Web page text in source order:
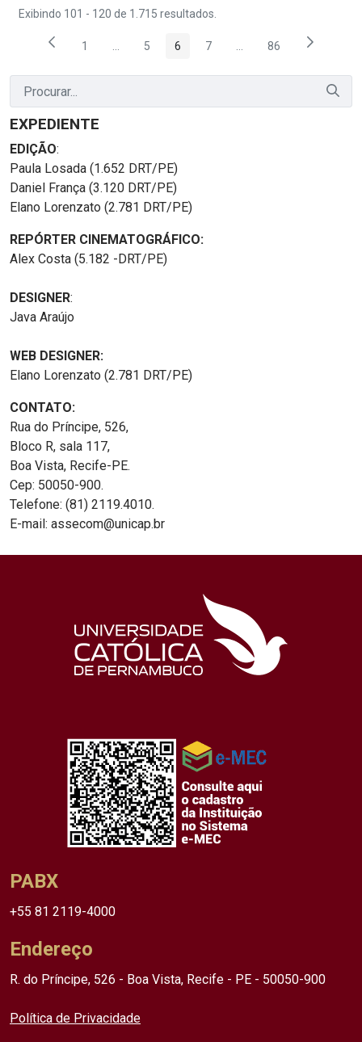
Exibindo 101 - 120 de 1.715 resultados.
Página
1 Páginas intermediárias Usar ABA para navegar.
Página
5 Página
6 Página
7 Páginas intermediárias
Página
86
EXPEDIENTE
EDIÇÃO:
Paula Losada (1.652 DRT/PE)
Daniel França (3.120 DRT/PE)
Elano Lorenzato (2.781 DRT/PE)
REPÓRTER CINEMATOGRÁFICO:
Alex Costa (5.182 -DRT/PE)
DESIGNER:
Java Araújo
WEB DESIGNER:
Elano Lorenzato (2.781 DRT/PE)
CONTATO:
Rua do Príncipe, 526,
Bloco R, sala 117,
Boa Vista, Recife-PE.
Cep: 50050-900.
Telefone: (81) 2119.4010.
E-mail: assecom@unicap.br
PABX
+55 81 2119-4000
Endereço
R. do Príncipe, 526 - Boa Vista, Recife - PE - 50050-900
Política de Privacidade